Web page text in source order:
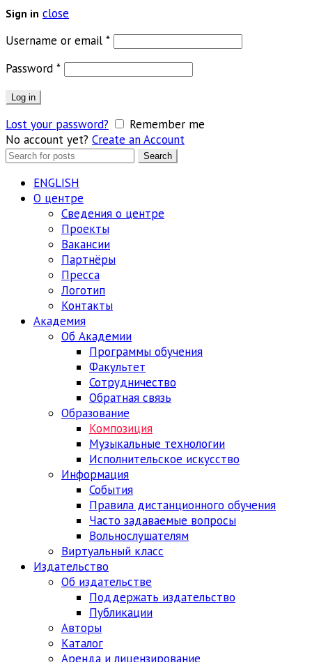
Sign in close
Username or email *Обязательно
Password *Обязательно
Log in
Lost your password?
Remember me
No account yet? Create an Account
Search
Search
ENGLISH
О центре
Сведения о центре
Проекты
Вакансии
Партнёры
Пресса
Логотип
Контакты
Академия
Об Академии
Программы обучения
Факультет
Сотрудничество
Обратная связь
Образование
Композиция
Музыкальные технологии
Исполнительское искусство
Информация
События
Правила дистанционного обучения
Часто задаваемые вопросы
Вольнослушателям
Виртуальный класс
Издательство
Об издательстве
Поддержать издательство
Публикации
Авторы
Каталог
Аренда и лицензирование